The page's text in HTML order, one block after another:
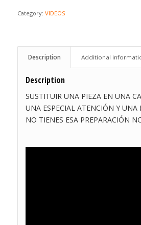
Category: VIDEOS
Description Additional
Description
SUSTITUIR UNA PIEZA EN UNA
UNA ESPECIAL ATENCIÓN Y UNA
NO TIENES ESA PREPARACIÓN